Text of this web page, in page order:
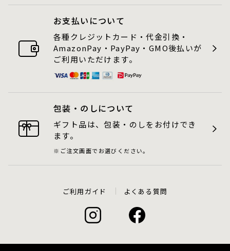
お支払いについて
各種クレジットカード・代金引換・
AmazonPay・PayPay・GMO後払いが
ご利用いただけます。
包装・のしについて
ギフト品は、包装・のしをお付けでき
ます。
ご注文画面でお選びください。
ご利用ガイド よくある質問